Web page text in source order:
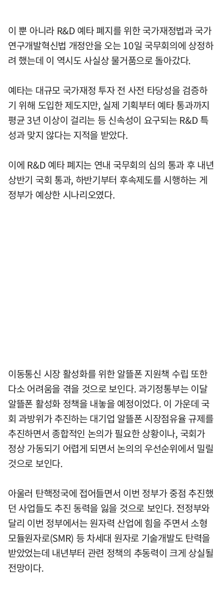
이 뿐 아니라 R&D 예타 폐지를 위한 국가재정법과 국가
연구개발혁신법 개정안을 오는 10일 국무회의에 상정하
려 했는데 이 역시도 사실상 물거품으로 돌아갔다.
예타는 대규모 국가재정 투자 전 사전 타당성을 검증하
기 위해 도입한 제도지만, 실제 기획부터 예타 통과까지
평균 3년 이상이 걸리는 등 신속성이 요구되는 R&D 특
성과 맞지 않다는 지적을 받았다.
이에 R&D 예타 폐지는 연내 국무회의 심의 통과 후 내년
상반기 국회 통과, 하반기부터 후속제도를 시행하는 게
정부가 예상한 시나리오였다.
이동통신 시장 활성화를 위한 알뜰폰 지원책 수립 또한
다소 어려움을 겪을 것으로 보인다. 과기정통부는 이달
알뜰폰 활성화 정책을 내놓을 예정이었다. 이 가운데 국
회 과방위가 추진하는 대기업 알뜰폰 시장점유율 규제를
추진하면서 종합적인 논의가 필요한 상황이나, 국회가
정상 가동되기 어렵게 되면서 논의의 우선순위에서 밀릴
것으로 보인다.
아울러 탄핵정국에 접어들면서 이번 정부가 중점 추진했
던 사업들도 추진 동력을 잃을 것으로 보인다. 전정부와
달리 이번 정부에서는 원자력 산업에 힘을 주면서 소형
모듈원자로(SMR) 등 차세대 원자로 기술개발도 탄력을
받았었는데 내년부터 관련 정책의 추동력이 크게 상실될
전망이다.